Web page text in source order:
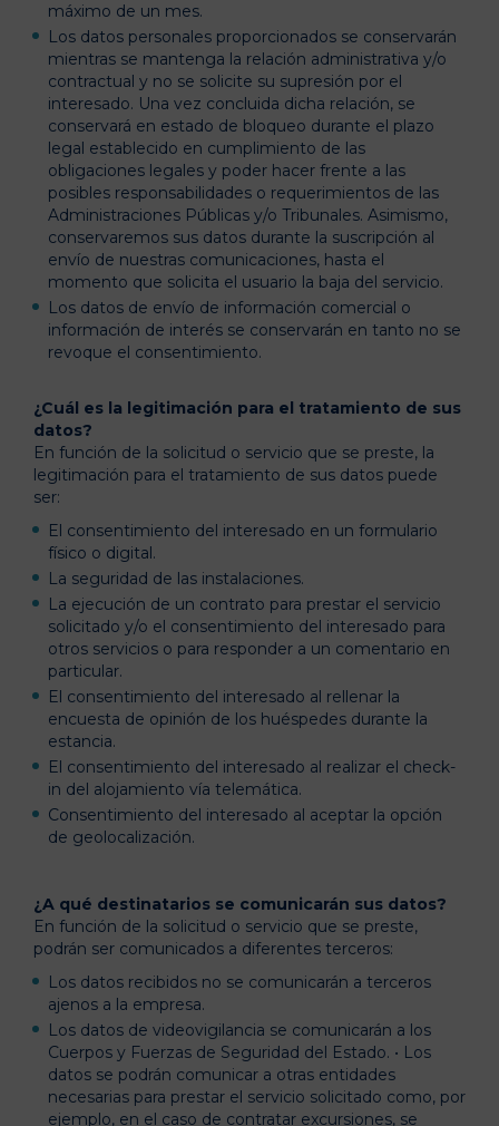
máximo de un mes.
Los datos personales proporcionados se conservarán
mientras se mantenga la relación administrativa y/o
contractual y no se solicite su supresión por el
interesado. Una vez concluida dicha relación, se
conservará en estado de bloqueo durante el plazo
legal establecido en cumplimiento de las
obligaciones legales y poder hacer frente a las
posibles responsabilidades o requerimientos de las
Administraciones Públicas y/o Tribunales. Asimismo,
conservaremos sus datos durante la suscripción al
envío de nuestras comunicaciones, hasta el
momento que solicita el usuario la baja del servicio.
Los datos de envío de información comercial o
información de interés se conservarán en tanto no se
revoque el consentimiento.
¿Cuál es la legitimación para el tratamiento de sus
datos?
En función de la solicitud o servicio que se preste, la
legitimación para el tratamiento de sus datos puede
ser:
El consentimiento del interesado en un formulario
físico o digital.
La seguridad de las instalaciones.
La ejecución de un contrato para prestar el servicio
solicitado y/o el consentimiento del interesado para
otros servicios o para responder a un comentario en
particular.
El consentimiento del interesado al rellenar la
encuesta de opinión de los huéspedes durante la
estancia.
El consentimiento del interesado al realizar el check-
in del alojamiento vía telemática.
Consentimiento del interesado al aceptar la opción
de geolocalización.
¿A qué destinatarios se comunicarán sus datos?
En función de la solicitud o servicio que se preste,
podrán ser comunicados a diferentes terceros:
Los datos recibidos no se comunicarán a terceros
ajenos a la empresa.
Los datos de videovigilancia se comunicarán a los
Cuerpos y Fuerzas de Seguridad del Estado. • Los
datos se podrán comunicar a otras entidades
necesarias para prestar el servicio solicitado como, por
ejemplo, en el caso de contratar excursiones, se